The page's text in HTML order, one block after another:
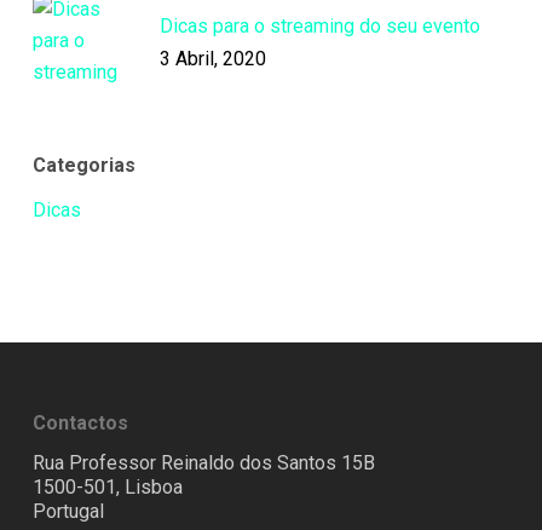
Dicas para o streaming do seu evento
3 Abril, 2020
Categorias
Dicas
Contactos
Rua Professor Reinaldo dos Santos 15B
1500-501, Lisboa
Portugal